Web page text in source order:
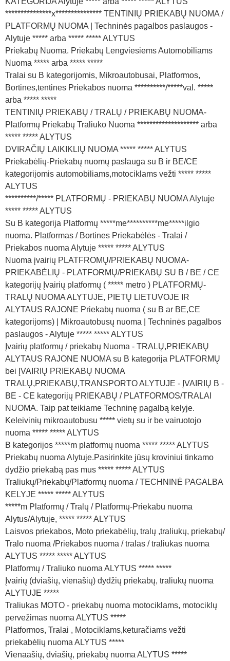
***************x*************** TENTINIŲ PRIEKABŲ NUOMA /
PLATFORMŲ NUOMA | Techninės pagalbos paslaugos -
Alytuje ***** arba ***** ***** ALYTUS
Priekabų Nuoma. Priekabų Lengviesiems Automobiliams
Nuoma ***** arba ***** *****
Tralai su B kategorijomis, Mikroautobusai, Platformos,
Bortines,tentines Priekabos nuoma **********/*****val. *****
arba ***** *****
TENTINIŲ PRIEKABŲ / TRALŲ / PRIEKABŲ NUOMA-
Platformų Priekabų Traliuko Nuoma ******************** arba
***** ***** ALYTUS
DVIRAČIŲ LAIKIKLIŲ NUOMA ***** ***** ALYTUS
Priekabėlių-Priekabų nuomų paslauga su B ir BE/CE
kategorijomis automobiliams,motociklams vežti ***** *****
ALYTUS
**********/***** PLATFORMŲ - PRIEKABŲ NUOMA Alytuje
***** ***** ALYTUS
Su B kategorija Platformų *****me**********me*****ilgio
nuoma. Platformas / Bortines Priekabėlės - Tralai /
Priekabos nuoma Alytuje ***** ***** ALYTUS
Nuoma įvairių PLATFROMŲ/PRIEKABŲ NUOMA-
PRIEKABĖLIŲ - PLATFORMŲ/PRIEKABŲ SU B / BE / CE
kategorijų Įvairių platformų ( ***** metro ) PLATFORMŲ-
TRALŲ NUOMA ALYTUJE, PIETŲ LIETUVOJE IR
ALYTAUS RAJONE Priekabų nuoma ( su B ar BE,CE
kategorijoms) | Mikroautobusų nuoma | Techninės pagalbos
paslaugos - Alytuje ***** ***** ALYTUS
Įvairių platformų / priekabų Nuoma - TRALŲ,PRIEKABŲ
ALYTAUS RAJONE NUOMA su B kategorija PLATFORMŲ
bei ĮVAIRIŲ PRIEKABŲ NUOMA
TRALŲ,PRIEKABŲ,TRANSPORTO ALYTUJE - ĮVAIRIŲ B -
BE - CE kategorijų PRIEKABŲ / PLATFORMOS/TRALAI
NUOMA. Taip pat teikiame Techninę pagalbą kelyje.
Keleivinių mikroautobusu ***** vietų su ir be vairuotojo
nuoma ***** ***** ALYTUS
B kategorijos *****m platformų nuoma ***** ***** ALYTUS
Priekabų nuoma Alytuje.Pasirinkite jūsų kroviniui tinkamo
dydžio priekabą pas mus ***** ***** ALYTUS
Traliukų/Priekabų/Platformų nuoma / TECHNINĖ PAGALBA
KELYJE ***** ***** ALYTUS
*****m Platformų / Tralų / Platformų-Priekabu nuoma
Alytus/Alytuje, ***** ***** ALYTUS
Laisvos priekabos, Moto priekabėlių, tralų ,traliukų, priekabų/
Tralo nuoma /Priekabos nuoma / tralas / traliukas nuoma
ALYTUS ***** ***** ALYTUS
Platformų / Traliuko nuoma ALYTUS ***** *****
Įvairių (dviašių, vienašių) dydžių priekabų, traliukų nuoma
ALYTUJE *****
Traliukas MOTO - priekabų nuoma motociklams, motociklų
pervežimas nuoma ALYTUS *****
Platformos, Tralai , Motociklams,keturačiams vežti
priekabėlių nuoma ALYTUS *****
Vienaašių, dviašių, priekabų nuoma ALYTUS *****